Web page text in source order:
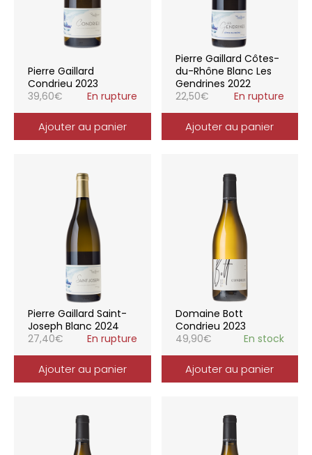
Pierre Gaillard
Condrieu 2023
39,60€ En rupture
Ajouter au panier
Pierre Gaillard Côtes-
du-Rhône Blanc Les
Gendrines 2022
22,50€ En rupture
Ajouter au panier
Pierre Gaillard Saint-
Joseph Blanc 2024
27,40€ En rupture
Ajouter au panier
Domaine Bott
Condrieu 2023
49,90€ En stock
Ajouter au panier